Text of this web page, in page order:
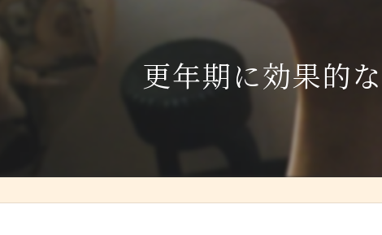
更年期に効果的